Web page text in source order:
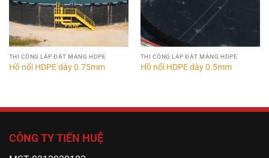
THI CÔNG LẮP ĐẶT MÀNG HDPE
Hồ nổi HDPE dày 0.75mm
THI CÔNG LẮP ĐẶT MÀNG HDPE
Hồ nổi HDPE dày 0.5mm
CÔNG TY TIẾN HUỆ